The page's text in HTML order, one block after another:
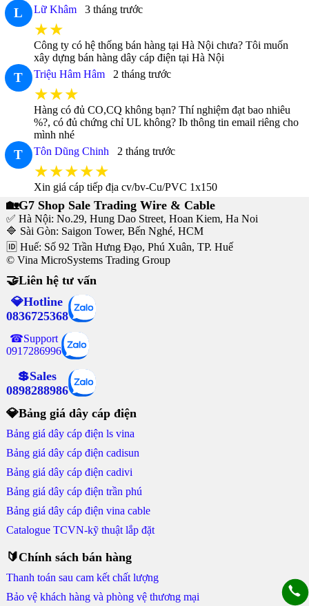
L Lữ Khâm 3 tháng trước
★★
Công ty có hệ thống bán hàng tại Hà Nội chưa? Tôi muốn
xây dựng bán hàng dây cáp điện tại Hà Nội
T Triệu Hâm Hâm 2 tháng trước
★★★
Hàng có đủ CO,CQ không bạn? Thí nghiệm đạt bao nhiêu
%?, có đủ chứng chỉ UL không? Ib thông tin email riêng cho
mình nhé
T Tôn Dũng Chinh 2 tháng trước
★★★★★
Xin giá cáp tiếp địa cv/bv-Cu/PVC 1x150
🏡G7 Shop Sale Trading Wire & Cable
✅ Hà Nội: No.29, Hung Dao Street, Hoan Kiem, Ha Noi
🔷 Sài Gòn: Saigon Tower, Bến Nghé, HCM
🆔 Huế: Số 92 Trần Hưng Đạo, Phú Xuân, TP. Huế
© Vina MicroSystems Trading Group
🤝Liên hệ tư vấn
💎Hotline
0836725368
☎Support
0917286996
💲Sales
0898288986
💎Bảng giá dây cáp điện
Bảng giá dây cáp điện ls vina
Bảng giá dây cáp điện cadisun
Bảng giá dây cáp điện cadivi
Bảng giá dây cáp điện trần phú
Bảng giá dây cáp điện vina cable
Catalogue TCVN-kỹ thuật lắp đặt
🔰Chính sách bán hàng
Thanh toán sau cam kết chất lượng
Bảo vệ khách hàng và phòng vệ thương mại